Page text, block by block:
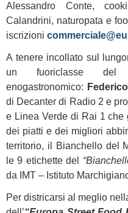
Alessandro Conte,
Calandrini, naturopata e
iscrizioni
A tenere incollato sul
un fuoriclasse del
enogastronomico:
di Decanter di Radio 2 e
e Linea Verde di Rai 1
dei piatti e dei migliori
territorio, il Bianchello del
le 9 etichette del
da IMT – Istituto
Per districarsi al meglio